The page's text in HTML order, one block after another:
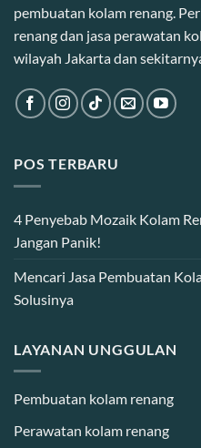
pembuatan kolam renang.
renang dan jasa perawatan
wilayah Jakarta dan
POS TERBARU
4 Penyebab Mozaik Kolam
Jangan Panik!
Mencari Jasa Pembuatan
Solusinya
LAYANAN UNGGULAN
Pembuatan kolam renang
Perawatan kolam renang